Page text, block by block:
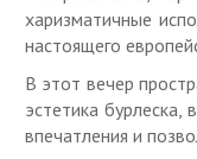
—14 августа в
—21 августа в
—28 августа в
—4 сентября в
В программе:
—
харизматичные
настоящего
В этот вечер
эстетика
впечатления и